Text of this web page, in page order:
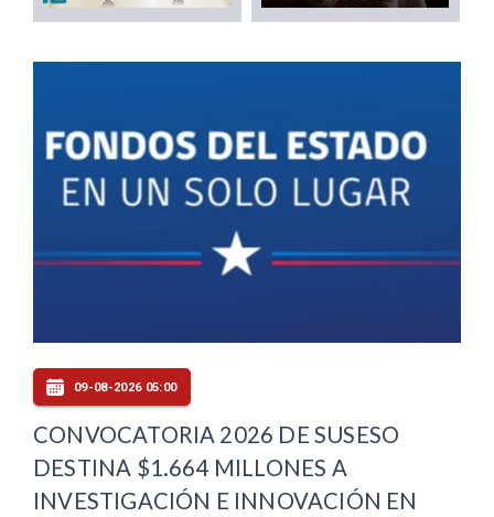
09-08-2026 05:00
CONVOCATORIA 2026 DE SUSESO
DESTINA $1.664 MILLONES A
INVESTIGACIÓN E INNOVACIÓN EN